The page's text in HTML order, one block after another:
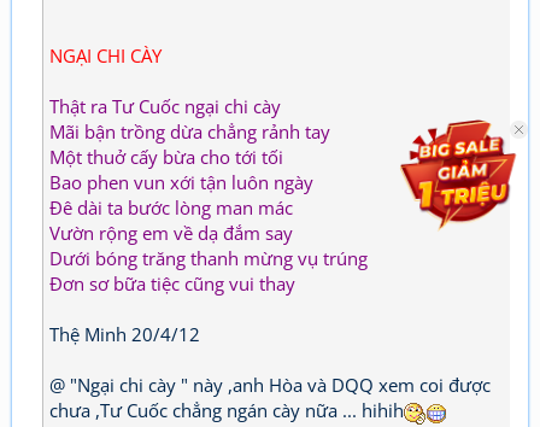
NGẠI CHI CÀY
Thật ra Tư Cuốc ngại chi cày
Mãi bận trồng dừa chẳng rảnh tay
Một thuở cấy bừa cho tới tối
Bao phen vun xới tận luôn ngày
Đê dài ta bước lòng man mác
Vườn rộng em về dạ đắm say
Dưới bóng trăng thanh mừng vụ trúng
Đơn sơ bữa tiệc cũng vui thay
Thệ Minh 20/4/12
@ "Ngại chi cày " này ,anh Hòa và DQQ xem coi được
chưa ,Tư Cuốc chẳng ngán cày nữa ... hihih